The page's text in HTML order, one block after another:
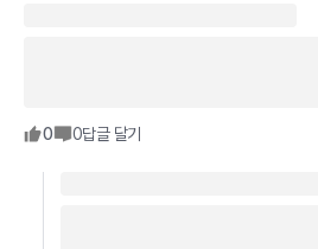
0 0답글 달기